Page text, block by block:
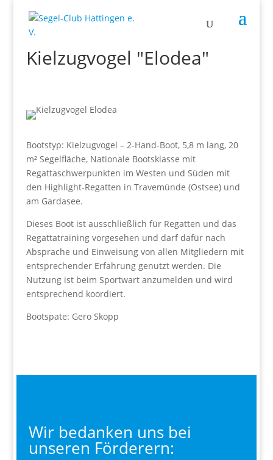
Kielzugvogel "Elodea"
Bootstyp: Kielzugvogel – 2-Hand-Boot, 5,8 m lang, 20
m² Segelfläche, Nationale Bootsklasse mit
Regattaschwerpunkten im Westen und Süden mit
den Highlight-Regatten in Travemünde (Ostsee) und
am Gardasee.
Dieses Boot ist ausschließlich für Regatten und das
Regattatraining vorgesehen und darf dafür nach
Absprache und Einweisung von allen Mitgliedern mit
entsprechender Erfahrung genutzt werden. Die
Nutzung ist beim Sportwart anzumelden und wird
entsprechend koordiert.
Bootspate: Gero Skopp
Wir bedanken uns bei
unseren Förderern: